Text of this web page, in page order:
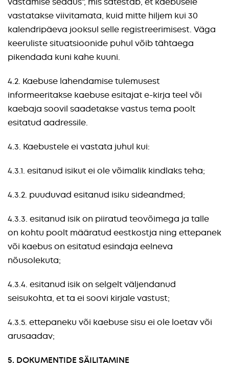
vastatakse viivitamata, kuid mitte hiljem kui 30
kalendripäeva jooksul selle registreerimisest. Väga
keeruliste situatsioonide puhul võib tähtaega
pikendada kuni kahe kuuni.
4.2. Kaebuse lahendamise tulemusest
informeeritakse kaebuse esitajat e-kirja teel või
kaebaja soovil saadetakse vastus tema poolt
esitatud aadressile.
4.3. Kaebustele ei vastata juhul kui:
4.3.1. esitanud isikut ei ole võimalik kindlaks teha;
4.3.2. puuduvad esitanud isiku sideandmed;
4.3.3. esitanud isik on piiratud teovõimega ja talle
on kohtu poolt määratud eestkostja ning ettepanek
või kaebus on esitatud esindaja eelneva
nõusolekuta;
4.3.4. esitanud isik on selgelt väljendanud
seisukohta, et ta ei soovi kirjale vastust;
4.3.5. ettepaneku või kaebuse sisu ei ole loetav või
arusaadav;
5. DOKUMENTIDE SÄILITAMINE